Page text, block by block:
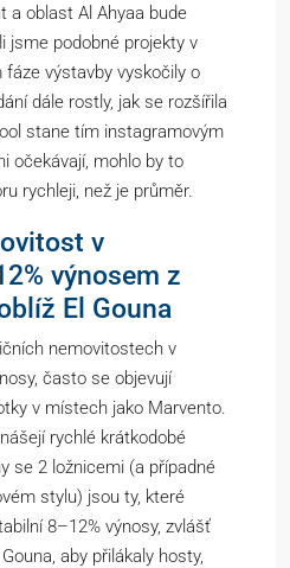
a oblast Al Ahyaa bude
jsme podobné projekty v
fáze výstavby vyskočily o
dále rostly, jak se rozšířila
stane tím instagramovým
očekávají, mohlo by to
rychleji, než je průměr.
v
výnosem z
El Gouna
nemovitostech v
často se objevují
v místech jako Marvento.
rychlé krátkodobé
se 2 ložnicemi (a případné
stylu) jsou ty, které
8–12% výnosy, zvlášť
aby přilákaly hosty,